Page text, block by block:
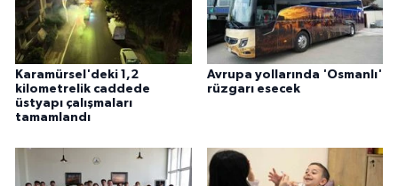
Karamürsel'deki 1,2
kilometrelik caddede
üstyapı çalışmaları
tamamlandı
Avrupa yollarında 'Osmanlı'
rüzgarı esecek